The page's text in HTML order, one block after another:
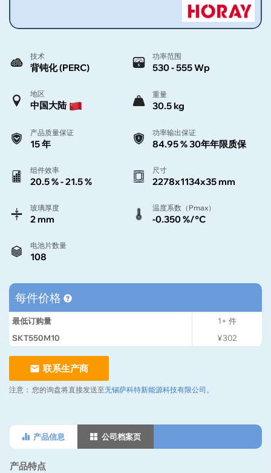
技术
背钝化 (PERC)
功率范围
530 - 555 Wp
地区
中国大陆
重量
30.5 kg
产品质量保证
15 年
功率输出保证
84.95 % 30年年限质保
组件效率
20.5 % - 21.5 %
尺寸
2278x1134x35 mm
玻璃厚度
2 mm
温度系数（Pmax）
-0.350 %/°C
电池片数量
108
每件价格
最低订购量 1+ 件
SKT550M10
¥302
联系生产商
注意： 您的询盘将直接发送至无锡萨科特新能源科技有限公司 。
产品信息 公司档案页
产品特点